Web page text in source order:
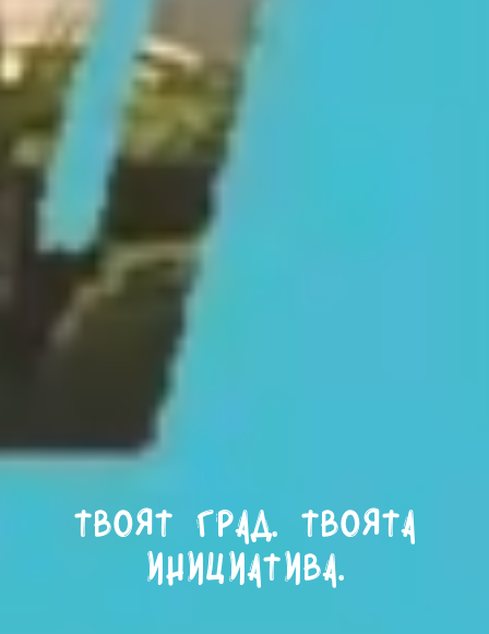
Твоят град. Твоята
инициатива.